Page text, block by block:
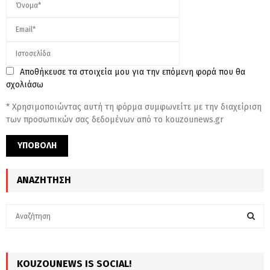
Αποθήκευσε τα στοιχεία μου για την επόμενη φορά που θα
σχολιάσω
* Χρησιμοποιώντας αυτή τη φόρμα συμφωνείτε με την διαχείριση
των προσωπικών σας δεδομένων από το kouzounews.gr
ΑΝΑΖΉΤΗΣΗ
KOUZOUNEWS IS SOCIAL!